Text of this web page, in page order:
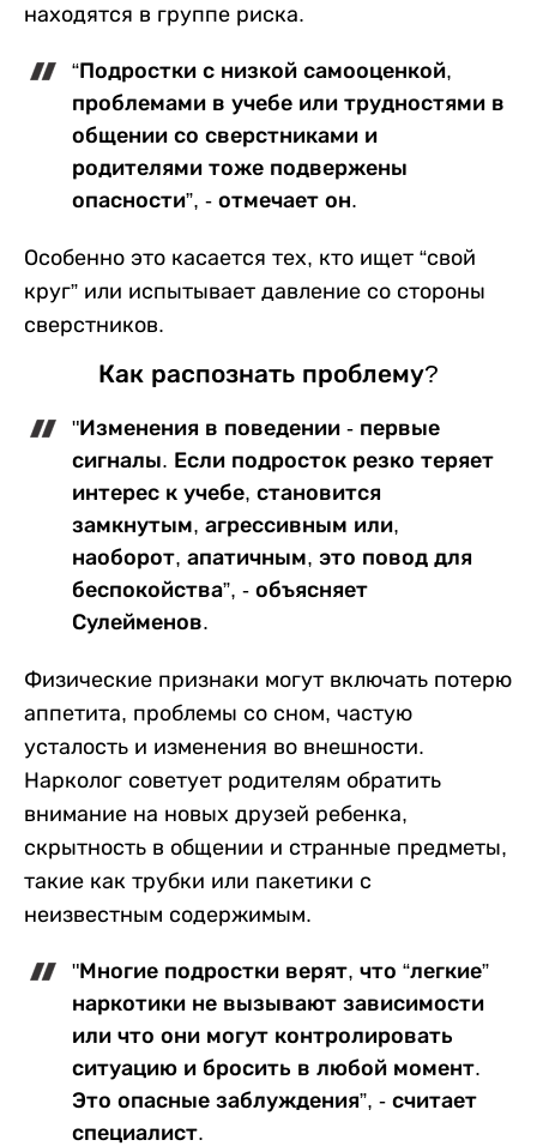
находятся в группе риска.
“Подростки с низкой самооценкой,
проблемами в учебе или трудностями в
общении со сверстниками и
родителями тоже подвержены
опасности”, - отмечает он.
Особенно это касается тех, кто ищет “свой
круг” или испытывает давление со стороны
сверстников.
Как распознать проблему?
"Изменения в поведении - первые
сигналы. Если подросток резко теряет
интерес к учебе, становится
замкнутым, агрессивным или,
наоборот, апатичным, это повод для
беспокойства”, - объясняет
Сулейменов.
Физические признаки могут включать потерю
аппетита, проблемы со сном, частую
усталость и изменения во внешности.
Нарколог советует родителям обратить
внимание на новых друзей ребенка,
скрытность в общении и странные предметы,
такие как трубки или пакетики с
неизвестным содержимым.
"Многие подростки верят, что “легкие”
наркотики не вызывают зависимости
или что они могут контролировать
ситуацию и бросить в любой момент.
Это опасные заблуждения”, - считает
специалист.